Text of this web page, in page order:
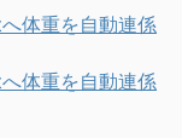
体重を自動連係
体重を自動連係